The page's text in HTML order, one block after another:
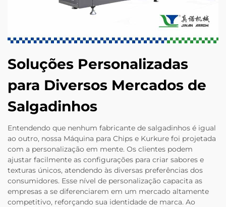
Soluções Personalizadas
para Diversos Mercados de
Salgadinhos
Entendendo que nenhum fabricante de salgadinhos é igual
ao outro, nossa Máquina para Chips e Kurkure foi projetada
com a personalização em mente. Os clientes podem
ajustar facilmente as configurações para criar sabores e
texturas únicos, atendendo às diversas preferências dos
consumidores. Esse nível de personalização capacita as
empresas a se diferenciarem em um mercado altamente
competitivo, reforçando sua identidade de marca. Ao